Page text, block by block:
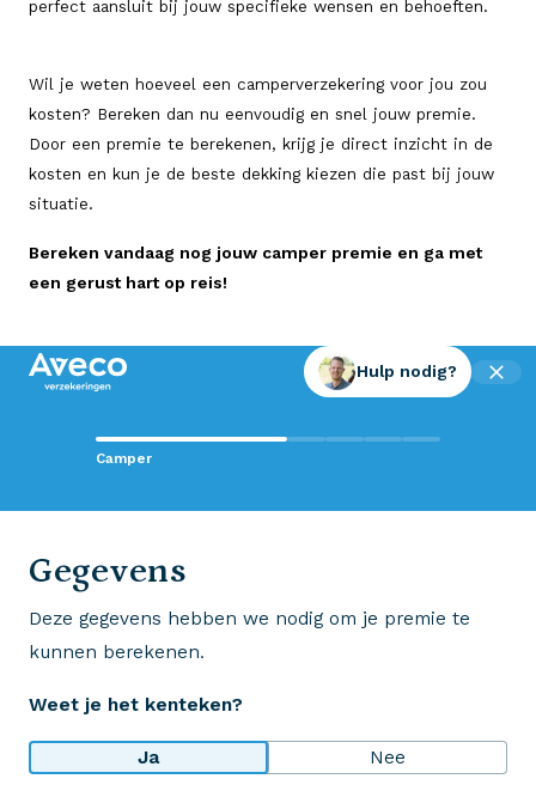
perfect aansluit bij jouw specifieke wensen en behoeften.
Wil je weten hoeveel een camperverzekering voor jou zou
kosten? Bereken dan nu eenvoudig en snel jouw premie.
Door een premie te berekenen, krijg je direct inzicht in de
kosten en kun je de beste dekking kiezen die past bij jouw
situatie.
Bereken vandaag nog jouw camper premie en ga met
een gerust hart op reis!
Camper
Hulp nodig?
Gegevens
Deze gegevens hebben we nodig om je premie te
kunnen berekenen.
Weet je het kenteken?
Ja Nee
Contact met Aveco?
Wij staan voor je klaar!
Wij krijgen een 8,5!
Op basis van ruim 3.000 reviews
Bekijk wat anderen over ons zeggen